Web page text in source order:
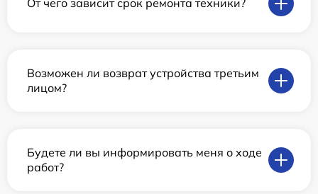
От чего зависит срок ремонта техники?
Возможен ли возврат устройства третьим
лицом?
Будете ли вы информировать меня о ходе
работ?